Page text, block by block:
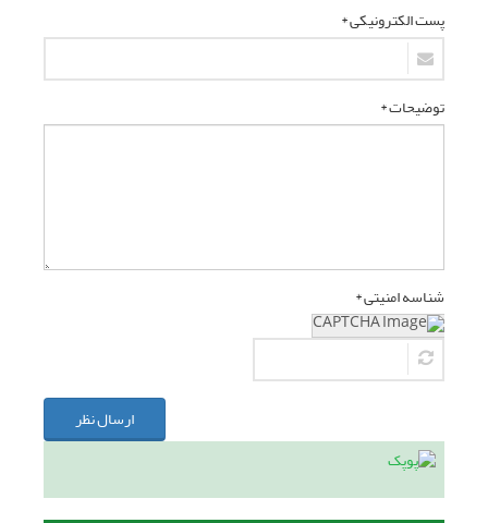
پست الکترونیکی *
توضیحات *
شناسه امنیتی *
ارسال نظر